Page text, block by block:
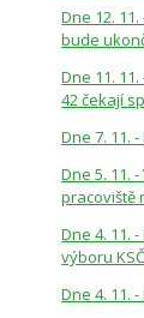
Dne 12.
bude
Dne 11.
42 čekají
Dne 7. 11.
Dne 5. 11.
pracoviště
Dne 4. 11.
výboru KSČ
Dne 4. 11.